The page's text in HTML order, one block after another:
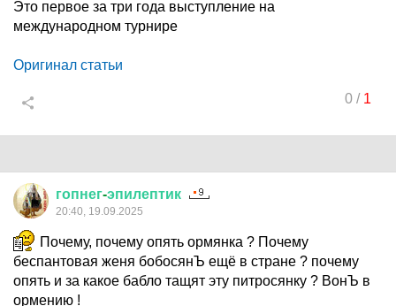
Это первое за три года выступление на
международном турнире
Оригинал статьи
0/ 1
гопнег-эпилептик
20:40, 19.09.2025
Почему, почему опять ормянка ? Почему
беспантовая женя бобосянЪ ещё в стране ? почему
опять и за какое бабло тащят эту питросянку ? ВонЪ в
ормению !